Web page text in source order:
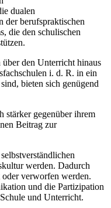
dualen
der berufspraktischen
die den schulischen
den Unterricht hinaus
i. d. R. in ein
bieten sich genügend
stärker gegenüber ihrem
Beitrag zur
werden. Dadurch
verworfen werden.
und die Partizipation
und Unterricht.